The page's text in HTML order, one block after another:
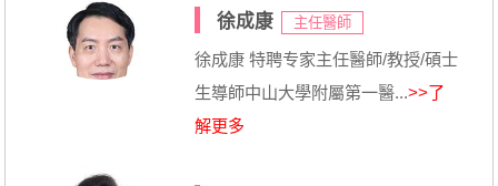
徐成康 主任醫師
徐成康 特聘专家主任醫師/教授/碩士
生導師中山大學附屬第一醫...>>了
解更多